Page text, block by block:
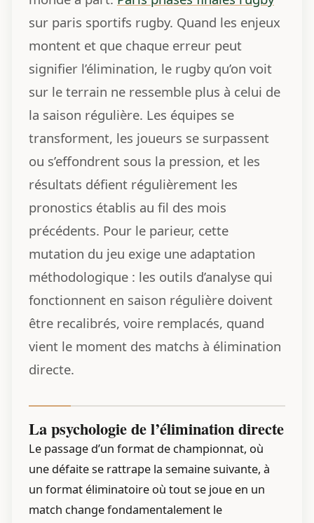
sur paris sportifs rugby. Quand les enjeux
montent et que chaque erreur peut
signifier l’élimination, le rugby qu’on voit
sur le terrain ne ressemble plus à celui de
la saison régulière. Les équipes se
transforment, les joueurs se surpassent
ou s’effondrent sous la pression, et les
résultats défient régulièrement les
pronostics établis au fil des mois
précédents. Pour le parieur, cette
mutation du jeu exige une adaptation
méthodologique : les outils d’analyse qui
fonctionnent en saison régulière doivent
être recalibrés, voire remplacés, quand
vient le moment des matchs à élimination
directe.
La psychologie de l’élimination directe
Le passage d’un format de championnat, où
une défaite se rattrape la semaine suivante, à
un format éliminatoire où tout se joue en un
match change fondamentalement le